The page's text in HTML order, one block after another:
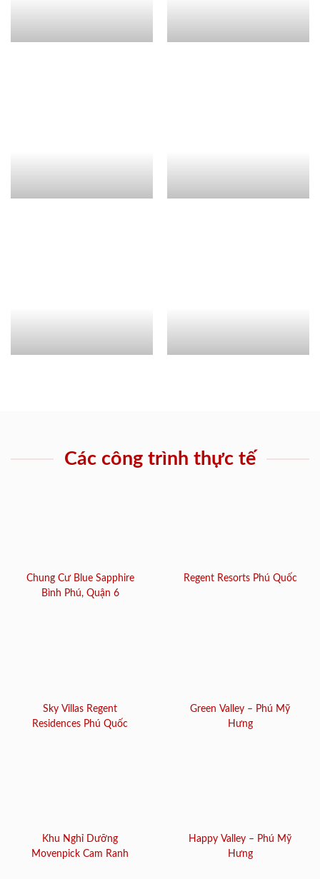
Các công trình thực tế
Chung Cư Blue Sapphire
Bình Phú, Quận 6
Regent Resorts Phú Quốc
Sky Villas Regent
Residences Phú Quốc
Green Valley – Phú Mỹ
Hưng
Khu Nghỉ Dưỡng
Movenpick Cam Ranh
Happy Valley – Phú Mỹ
Hưng